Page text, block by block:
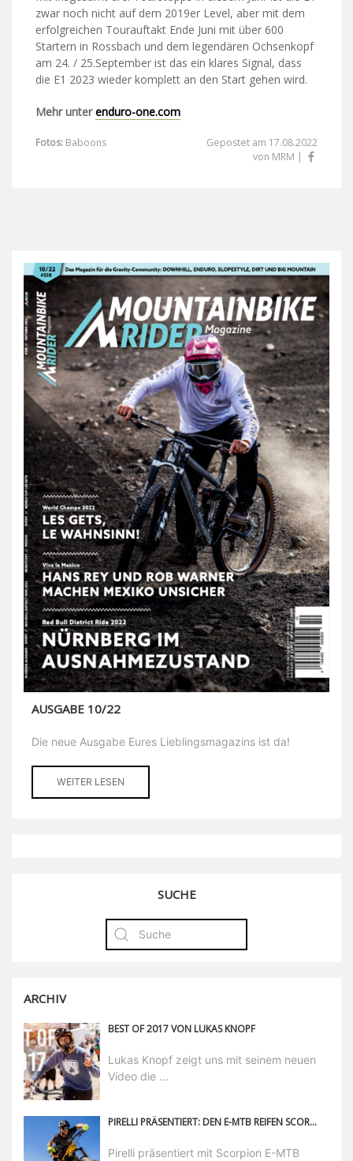
zwar noch nicht auf dem 2019er Level, aber mit dem
erfolgreichen Tourauftakt Ende Juni mit über 600
Startern in Rossbach und dem legendären Ochsenkopf
am 24. / 25.September ist das ein klares Signal, dass
die E1 2023 wieder komplett an den Start gehen wird.
Mehr unterenduro-one.com
Fotos: Baboons
Gepostet am 17.08.2022
von MRM |
AUSGABE 10/22
Die neue Ausgabe Eures Lieblingsmagazins ist da!
WEITER LESEN
SUCHE
ARCHIV
BEST OF 2017 VON LUKAS KNOPF
Lukas Knopf zeigt uns mit seinem neuen
Video die ...
PIRELLI PRÄSENTIERT: DEN E-MTB REIFEN SCORPION
Pirelli präsentiert mit Scorpion E-MTB